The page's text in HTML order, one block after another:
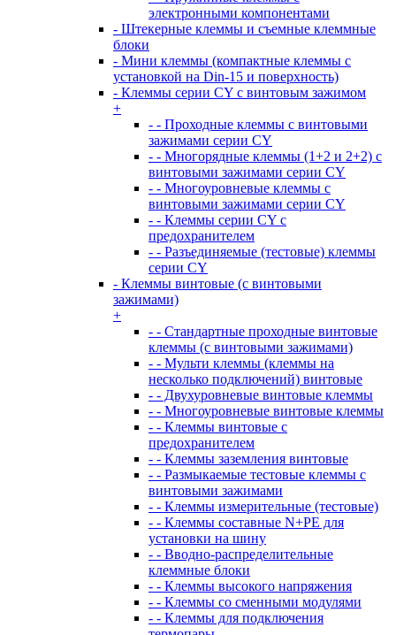
электронными компонентами
- Штекерные клеммы и съемные клеммные
блоки
- Мини клеммы (компактные клеммы с
установкой на Din-15 и поверхность)
- Клеммы серии CY с винтовым зажимом
+
- - Проходные клеммы с винтовыми
зажимами серии CY
- - Многорядные клеммы (1+2 и 2+2) с
винтовыми зажимами серии CY
- - Многоуровневые клеммы с
винтовыми зажимами серии CY
- - Клеммы серии CY с
предохранителем
- - Разъединяемые (тестовые) клеммы
серии CY
- Клеммы винтовые (с винтовыми
зажимами)
+
- - Стандартные проходные винтовые
клеммы (с винтовыми зажимами)
- - Мульти клеммы (клеммы на
несколько подключений) винтовые
- - Двухуровневые винтовые клеммы
- - Многоуровневые винтовые клеммы
- - Клеммы винтовые с
предохранителем
- - Клеммы заземления винтовые
- - Размыкаемые тестовые клеммы с
винтовыми зажимами
- - Клеммы измерительные (тестовые)
- - Клеммы составные N+PE для
установки на шину
- - Вводно-распределительные
клеммные блоки
- - Клеммы высокого напряжения
- - Клеммы со сменными модулями
- - Клеммы для подключения